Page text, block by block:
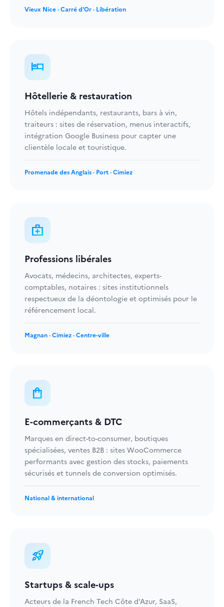
Vieux Nice · Carré d'Or · Libération
hotel
Hôtellerie & restauration
Hôtels indépendants, restaurants, bars à vin,
traiteurs : sites de réservation, menus interactifs,
intégration Google Business pour capter une
clientèle locale et touristique.
Promenade des Anglais · Port · Cimiez
medical_services
Professions libérales
Avocats, médecins, architectes, experts-
comptables, notaires : sites institutionnels
respectueux de la déontologie et optimisés pour le
référencement local.
Magnan · Cimiez · Centre-ville
shopping_bag
E-commerçants & DTC
Marques en direct-to-consumer, boutiques
spécialisées, ventes B2B : sites WooCommerce
performants avec gestion des stocks, paiements
sécurisés et tunnels de conversion optimisés.
National & international
rocket_launch
Startups & scale-ups
Acteurs de la French Tech Côte d'Azur, SaaS,